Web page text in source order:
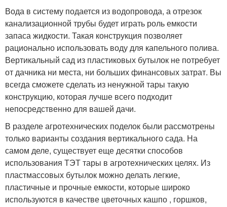
Вода в систему подается из водопровода, а отрезок
канализационной трубы будет играть роль емкости
запаса жидкости. Такая конструкция позволяет
рационально использовать воду для капельного полива.
Вертикальный сад из пластиковых бутылок не потребует
от дачника ни места, ни больших финансовых затрат. Вы
всегда сможете сделать из ненужной тары такую
конструкцию, которая лучше всего подходит
непосредственно для вашей дачи.
В разделе агротехнических поделок были рассмотрены
только варианты создания вертикального сада. На
самом деле, существует еще десятки способов
использования ТЭТ тары в агротехнических целях. Из
пластмассовых бутылок можно делать легкие,
пластичные и прочные емкости, которые широко
используются в качестве цветочных кашпо , горшков,